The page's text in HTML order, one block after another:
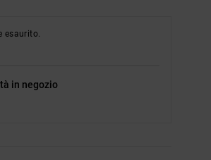
esaurito.
in negozio